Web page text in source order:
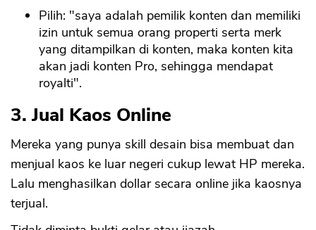
Pilih: "saya adalah pemilik konten dan memiliki
izin untuk semua orang properti serta merk
yang ditampilkan di konten, maka konten kita
akan jadi konten Pro, sehingga mendapat
royalti".
3. Jual Kaos Online
Mereka yang punya skill desain bisa membuat dan
menjual kaos ke luar negeri cukup lewat HP mereka.
Lalu menghasilkan dollar secara online jika kaosnya
terjual.